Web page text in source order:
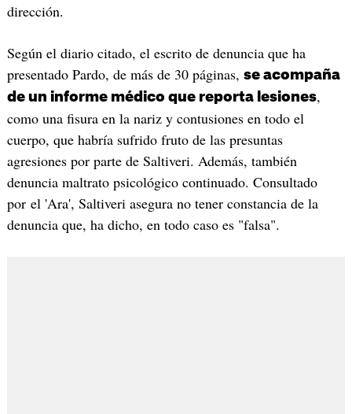
dirección.
Según el diario citado, el escrito de denuncia que ha
presentado Pardo, de más de 30 páginas, se acompaña
de un informe médico que reporta lesiones,
como una fisura en la nariz y contusiones en todo el
cuerpo, que habría sufrido fruto de las presuntas
agresiones por parte de Saltiveri. Además, también
denuncia maltrato psicológico continuado. Consultado
por el 'Ara', Saltiveri asegura no tener constancia de la
denuncia que, ha dicho, en todo caso es "falsa".